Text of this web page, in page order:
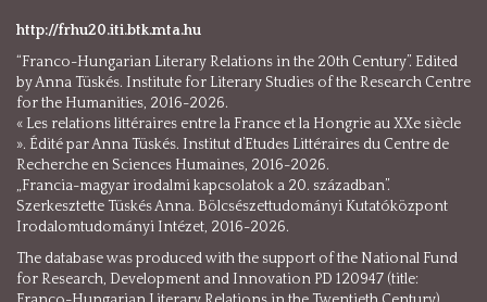
http://frhu20.iti.btk.mta.hu
“Franco-Hungarian Literary Relations in the 20th Century”. Edited
by Anna Tüskés. Institute for Literary Studies of the Research Centre
for the Humanities, 2016-2026.
« Les relations littéraires entre la France et la Hongrie au XXe siècle
». Édité par Anna Tüskés. Institut d’Etudes Littéraires du Centre de
Recherche en Sciences Humaines, 2016-2026.
„Francia-magyar irodalmi kapcsolatok a 20. században”.
Szerkesztette Tüskés Anna. Bölcsészettudományi Kutatóközpont
Irodalomtudományi Intézet, 2016-2026.
The database was produced with the support of the National Fund
for Research, Development and Innovation PD 120947 (title: